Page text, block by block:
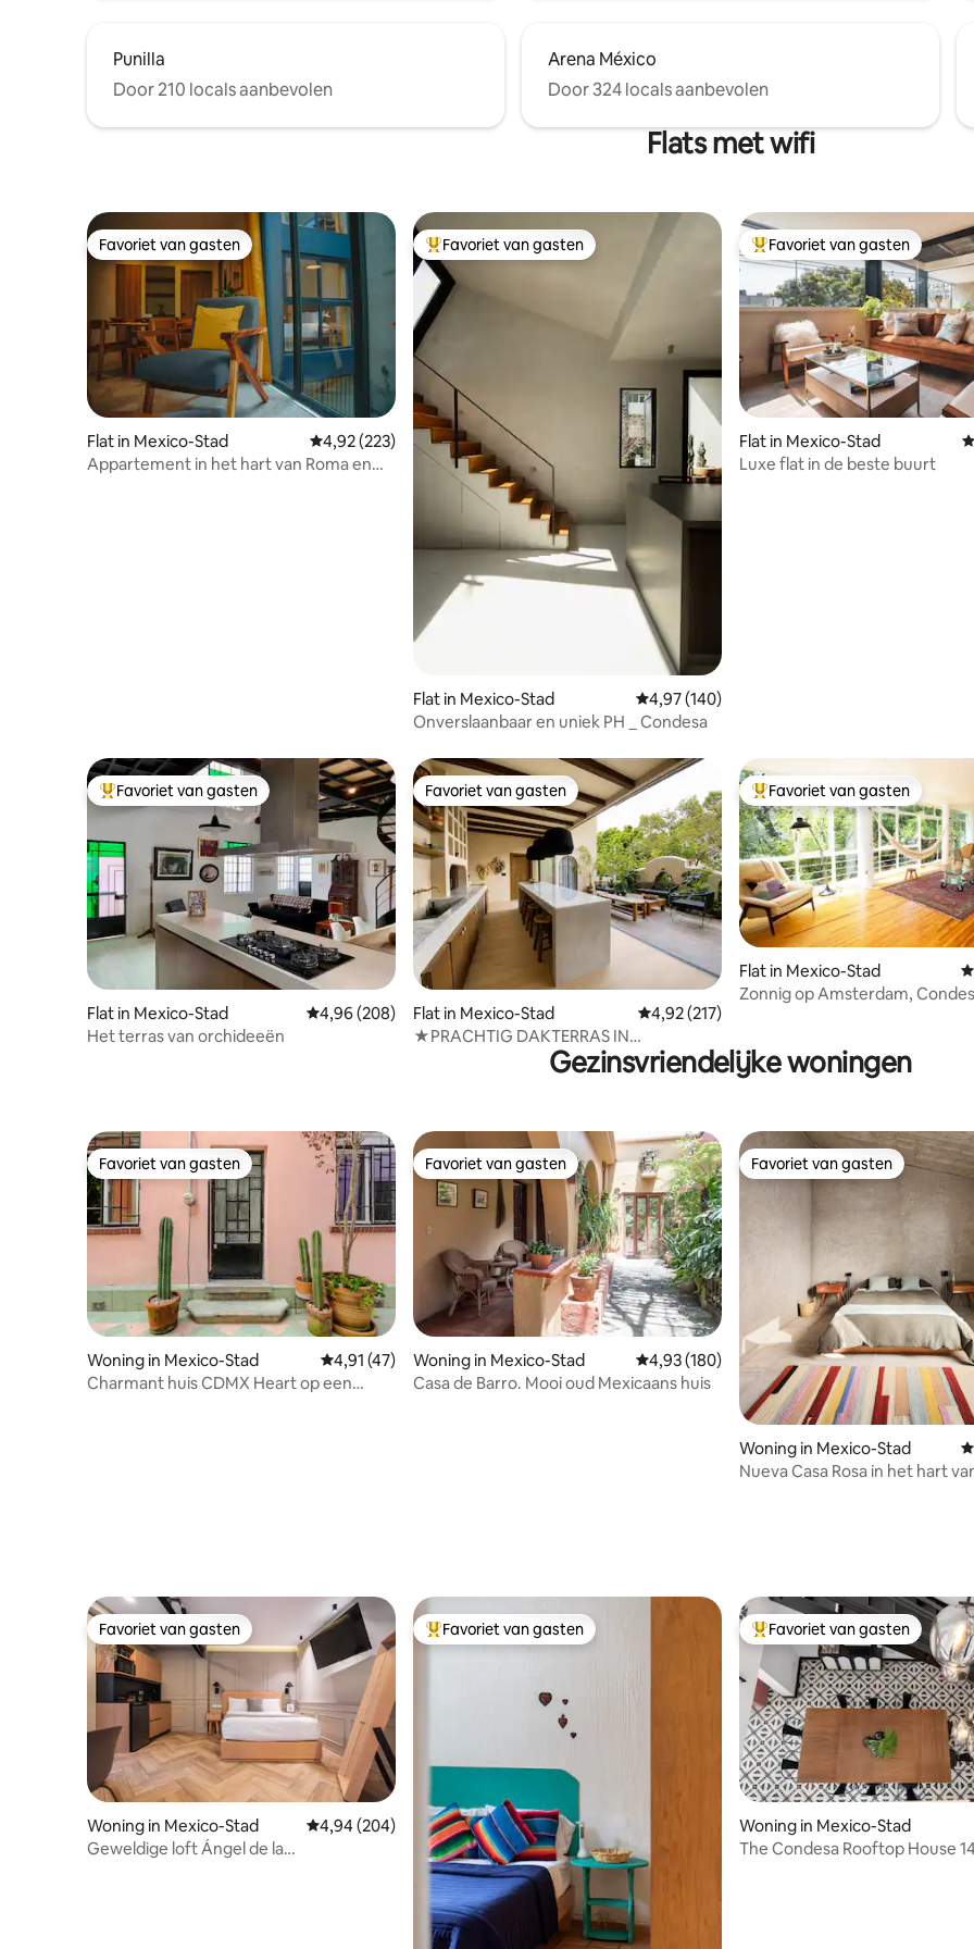
Punilla
Door 210 locals aanbevolen
Arena México
Door 324 locals aanbevolen
Flats met wifi
Favoriet van gasten
Favoriet van gasten
Flat in Mexico-Stad Gemiddelde beoordeling van 4,92 op 5, 223 recensies
4,92 (223)
Appartement in het hart van Roma en
Topfavoriet van gasten
Favoriet van gasten
Flat in Mexico-Stad Gemiddelde beoordeling van 4,97 op 5, 140
4,97 (140)
Onverslaanbaar en uniek PH _ Condesa
Topfavoriet van gasten
Favoriet van gasten
Flat in Mexico-Stad
Luxe flat in de beste buurt
Topfavoriet van gasten
Favoriet van gasten
Flat in Mexico-Stad Gemiddelde beoordeling van 4,96 op 5, 208 recensies
4,96 (208)
Het terras van orchideeën
Favoriet van gasten
Favoriet van gasten
Flat in Mexico-Stad Gemiddelde beoordeling van 4,92 op 5, 217
4,92 (217)
★PRACHTIG DAKTERRAS IN
MEXICAANS HISTORISCH HUIS
Topfavoriet van gasten
Favoriet van gasten
Flat in Mexico-Stad
Zonnig op Amsterdam,
Gezinsvriendelijke woningen
Favoriet van gasten
Favoriet van gasten
Woning in Mexico-Stad Gemiddelde beoordeling van 4,91 op 5, 47 recensies
4,91 (47)
Charmant huis CDMX Heart op een
Favoriet van gasten
Favoriet van gasten
Woning in Mexico-Stad Gemiddelde beoordeling van 4,93 op 5, 180
4,93 (180)
Casa de Barro. Mooi oud Mexicaans huis
Favoriet van gasten
Favoriet van gasten
Woning in Mexico-Stad
Nueva Casa Rosa in het hart
Favoriet van gasten
Favoriet van gasten
Woning in Mexico-Stad Gemiddelde beoordeling van 4,94 op 5, 204 recensies
4,94 (204)
Geweldige loft Ángel de la
Topfavoriet van gasten
Favoriet van gasten Topfavoriet van gasten
Favoriet van gasten
Woning in Mexico-Stad
The Condesa Rooftop House 14